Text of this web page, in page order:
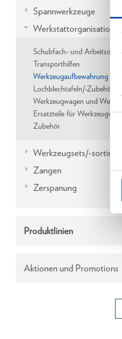
Spannwerkzeuge
Werkstattorganisation
Schubfach- und
Transporthilfen
Werkzeugaufbewahrung
Lochblechtafeln/-Zubehör
Werkzeugwagen und
Ersatzteile für
Zubehör
Werkzeugsets/-
Zangen
Zerspanung
Produktlinien
Aktionen und Promotions